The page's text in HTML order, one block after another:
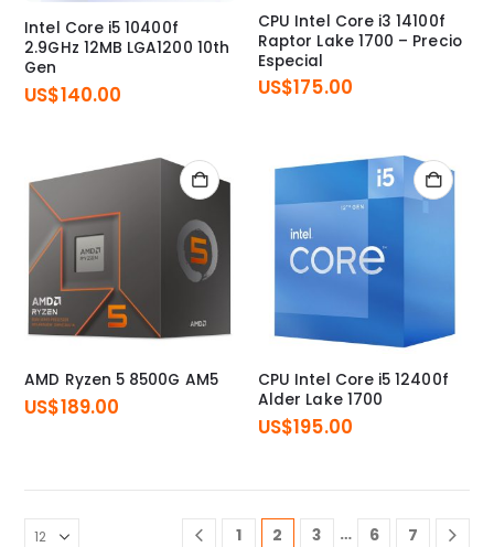
Intel Core i5 10400f
2.9GHz 12MB LGA1200 10th
Gen
US$140.00
CPU Intel Core i3 14100f
Raptor Lake 1700 – Precio
Especial
US$175.00
AMD Ryzen 5 8500G AM5
US$189.00
CPU Intel Core i5 12400f
Alder Lake 1700
US$195.00
1 2 3 … 6 7